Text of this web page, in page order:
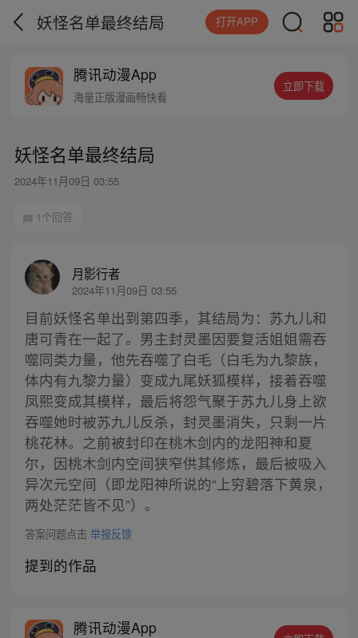
妖怪名单最终结局 打开APP
腾讯动漫App
海量正版漫画畅快看
立即下载
妖怪名单最终结局
2024年11月09日 03:55
1个回答
月影行者
2024年11月09日 03:55
目前妖怪名单出到第四季，其结局为：苏九儿和
唐可青在一起了。男主封灵墨因要复活姐姐需吞
噬同类力量，他先吞噬了白毛（白毛为九黎族，
体内有九黎力量）变成九尾妖狐模样，接着吞噬
凤熙变成其模样，最后将怨气聚于苏九儿身上欲
吞噬她时被苏九儿反杀，封灵墨消失，只剩一片
桃花林。之前被封印在桃木剑内的龙阳神和夏
尔，因桃木剑内空间狭窄供其修炼，最后被吸入
异次元空间（即龙阳神所说的“上穷碧落下黄泉，
两处茫茫皆不见”）。
答案问题点击 举报反馈
提到的作品
腾讯动漫App